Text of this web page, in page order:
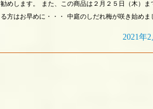
勧めします。
また、この商品は２月２５日（木）
る方はお早めに・・・
中庭のしだれ梅が咲き始め
2021年